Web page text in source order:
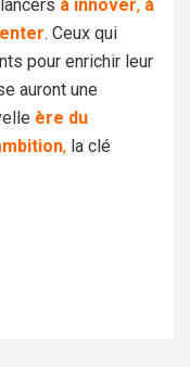
à innover, à
. Ceux qui
pour enrichir leur
auront une
ère du
, la clé